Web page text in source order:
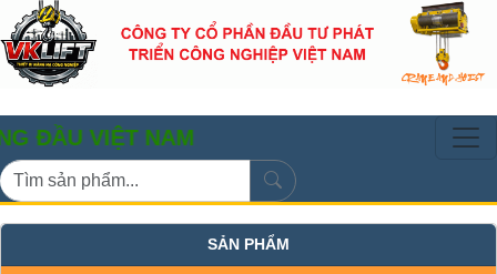
NAM
SẢN PHẨM